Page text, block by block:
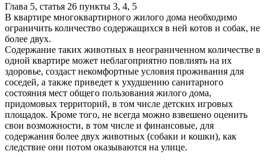
Глава 5, статья 26 пункты 3, 4, 5
В квартире многоквартирного жилого дома необходимо
ограничить количество содержащихся в ней котов и собак, не
более двух.
Содержание таких животных в неограниченном количестве в
одной квартире может неблагоприятно повлиять на их
здоровье, создаст некомфортные условия проживания для
соседей, а также приведет к ухудшению санитарного
состояния мест общего пользования жилого дома,
придомовых территорий, в том числе детских игровых
площадок. Кроме того, не всегда можно взвешено оценить
свои возможности, в том числе и финансовые, для
содержания более двух животных (собаки и кошки), как
следствие они потом оказываются на улице.